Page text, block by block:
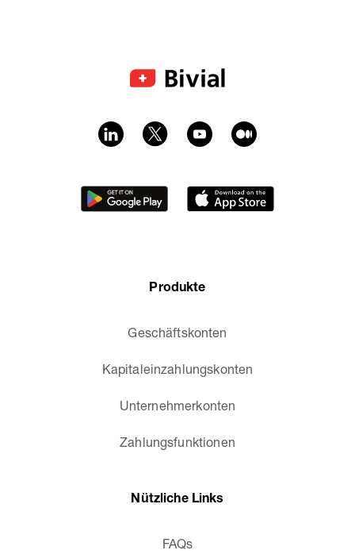
Produkte
Geschäftskonten
Kapitaleinzahlungskonten
Unternehmerkonten
Zahlungsfunktionen
Nützliche Links
FAQs